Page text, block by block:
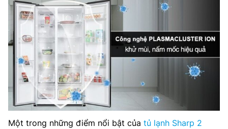
Một trong những điểm nổi bật của tủ lạnh Sharp 2